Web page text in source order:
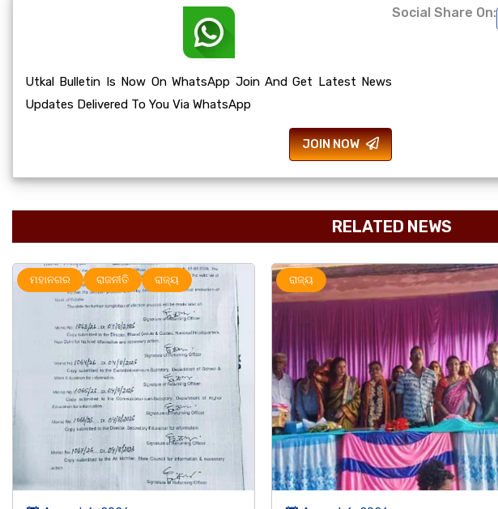
Utkal Bulletin Is Now On WhatsApp Join And Get Latest News
Updates Delivered To You Via WhatsApp
JOIN NOW
Social Share On:
RELATED NEWS
ରାଜ୍ୟ ମହାନଗର ରାଜ୍ୟ